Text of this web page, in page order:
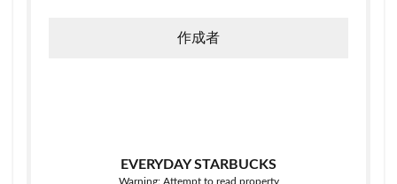
作成者
EVERYDAY STARBUCKS
Warning: Attempt to read property